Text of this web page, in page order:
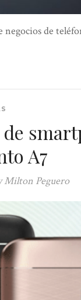
de
A7
Milton Peguero